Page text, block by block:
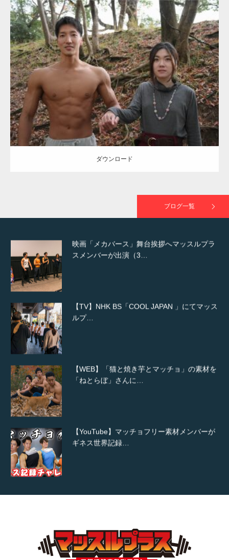
Update:2021.07.8
Category:公園のマッチョ その他 AKIHITO(細マッチョ) 大胸筋 腹筋
ダウンロード
ダウンロード
ブログ一覧
ラスが紹介されま…
TOKYO FMラジオ番組「ONE MORNING」
で紹介さ…
NHK「所さん！事件ですよ」に取材されまし
た（6/8放送）
映画「メカバース」舞台挨拶へマッスルプラ
スメンバーが出演（3…
【TV】NHK BS「COOL JAPAN 」にてマッス
ルプ…
【WEB】「猫と焼き芋とマッチョ」の素材を
「ねとらぼ」さんに…
【YouTube】マッチョフリー素材メンバーが
ギネス世界記録…
TOKYO FMラジオ番組「ONE MORNING」